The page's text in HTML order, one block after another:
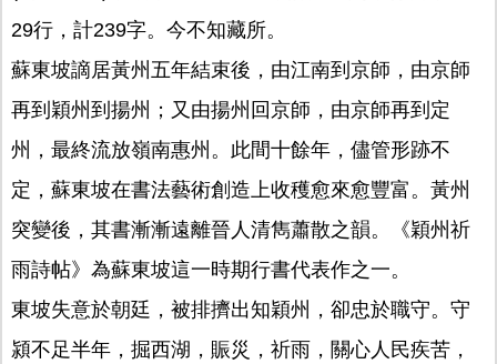
29行，計239字。今不知藏所。
蘇東坡謫居黃州五年結束後，由江南到京師，由京師
再到穎州到揚州；又由揚州回京師，由京師再到定
州，最終流放嶺南惠州。此間十餘年，儘管形跡不
定，蘇東坡在書法藝術創造上收穫愈來愈豐富。黃州
突變後，其書漸漸遠離晉人清雋蕭散之韻。《穎州祈
雨詩帖》為蘇東坡這一時期行書代表作之一。
東坡失意於朝廷，被排擠出知穎州，卻忠於職守。守
潁不足半年，掘西湖，賑災，祈雨，關心人民疾苦，